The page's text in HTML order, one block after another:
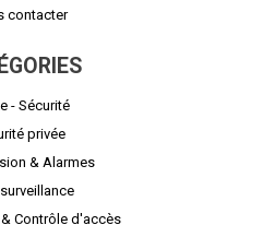
contacter
- Sécurité
privée
& Alarmes
Contrôle d'accès